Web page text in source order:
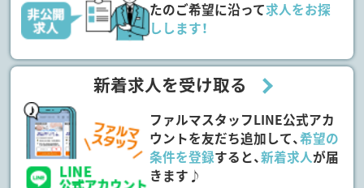
たのご希望に沿って求人をお探
しします！
新着求人を受け取る
ファルマスタッフLINE公式アカ
ウントを友だち追加して、希望の
条件を登録すると、新着求人が届
きます♪